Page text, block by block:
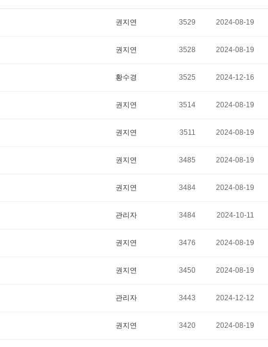
권지연 3529 2024-08-19
권지연 3528 2024-08-19
황수경 3525 2024-12-16
권지연 3514 2024-08-19
권지연 3511 2024-08-19
권지연 3485 2024-08-19
권지연 3484 2024-08-19
관리자 3484 2024-10-11
권지연 3476 2024-08-19
권지연 3450 2024-08-19
관리자 3443 2024-12-12
권지연 3420 2024-08-19